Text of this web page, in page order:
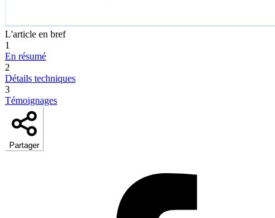
L'article en bref
1
En résumé
2
Détails techniques
3
Témoignages
Partager